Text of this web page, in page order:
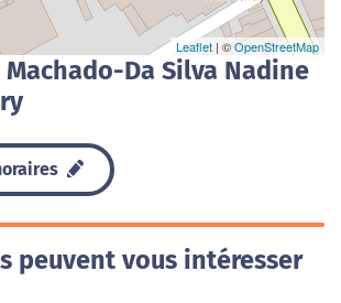
Leaflet | ©OpenStreetMap
Da Silva Nadine
peuvent vous intéresser